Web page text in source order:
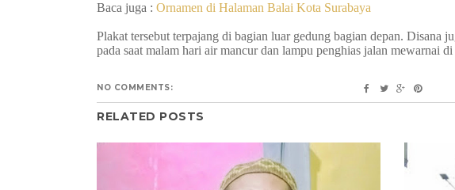
Baca juga : Ornamen di Halaman Balai Kota Surabaya
Plakat tersebut terpajang di bagian luar gedung bagian depan. Disana
pada saat malam hari air mancur dan lampu penghias jalan mewarnai
NO COMMENTS:
RELATED POSTS